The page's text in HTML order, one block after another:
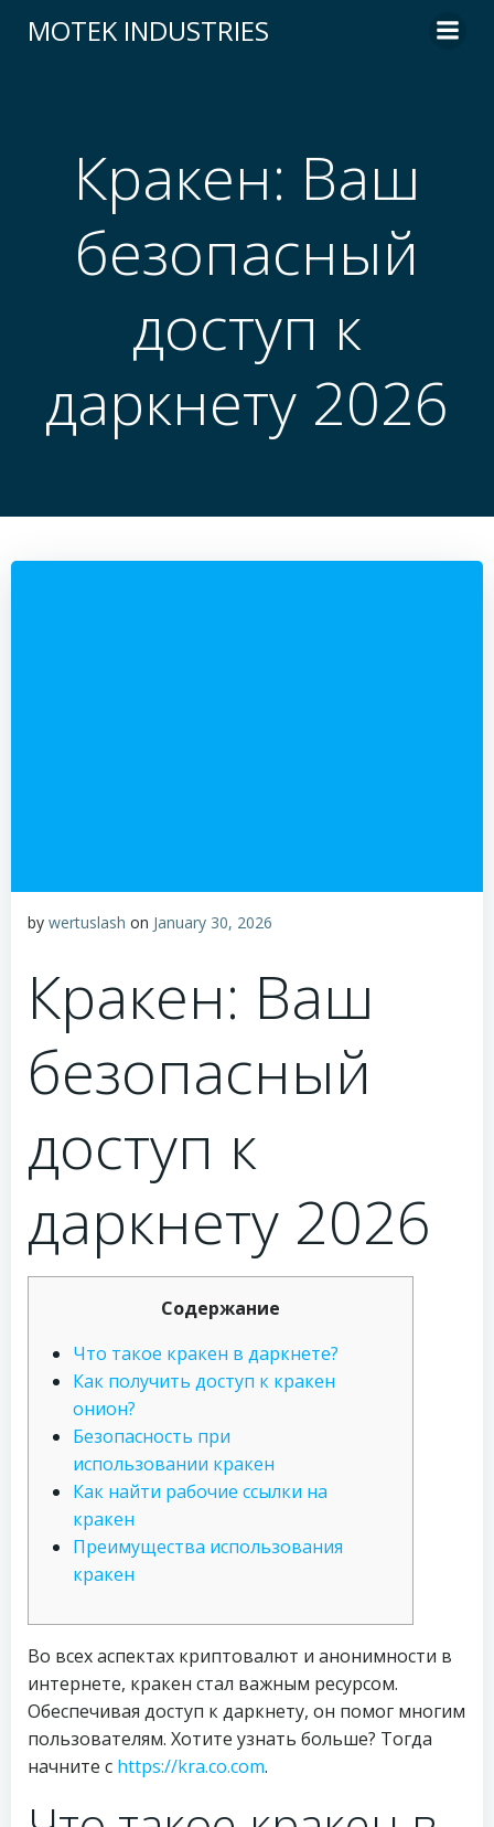
to
MOTEK INDUSTRIES
Кракен: Ваш
безопасный
доступ к
даркнету 2026
by wertuslash on January 30, 2026
Кракен: Ваш
безопасный
доступ к
даркнету 2026
Содержание
Что такое кракен в даркнете?
Как получить доступ к кракен
онион?
Безопасность при
использовании кракен
Как найти рабочие ссылки на
кракен
Преимущества использования
кракен
Во всех аспектах криптовалют и анонимности в
интернете, кракен стал важным ресурсом.
Обеспечивая доступ к даркнету, он помог многим
пользователям. Хотите узнать больше? Тогда
начните с https://kra.co.com.